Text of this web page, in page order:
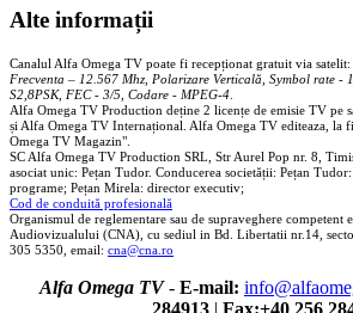
Alte informații
Canalul Alfa Omega TV poate fi recepționat gratuit via satelit:
Frecventa – 12.567 Mhz, Polarizare Verticală, Symbol rate -
S2,8PSK, FEC - 3/5, Codare - MPEG-4
Alfa Omega TV Production deține 2 licențe de emisie TV pe
și Alfa Omega TV Internațional. Alfa Omega TV editeaza, la
Omega TV Magazin".
SC Alfa Omega TV Production SRL, Str Aurel Pop nr. 8,
asociat unic: Pețan Tudor. Conducerea societății: Pețan
programe; Pețan Mirela: director executiv;
Cod de conduită profesională
Organismul de reglementare sau de supraveghere competent
Audiovizualului (CNA), cu sediul in Bd. Libertatii nr.14,
305 5350, email: cna@cna.ro
Alfa Omega TV- E-mail:
284913| Fax:+40 256